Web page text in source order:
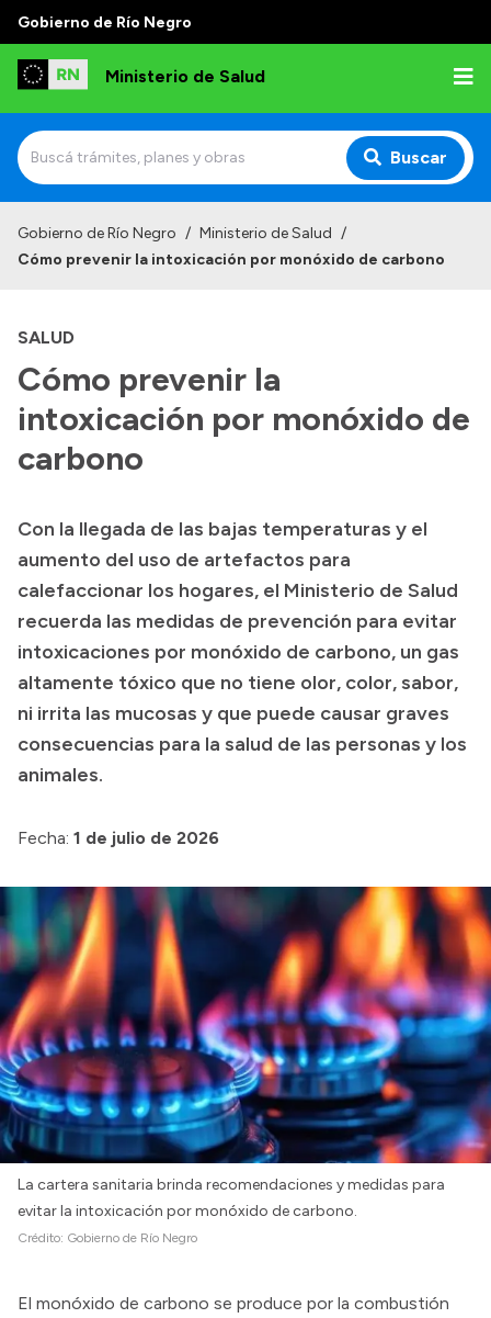
Gobierno de Río Negro
Ministerio de Salud
Buscar
Consejos locales
Presupuesto
Boletín Oficial
Compras y licitaciones
Consulta de expedientes
Consulta de pago a proveedores
Convocatorias
Intranet
Login
Gobierno de Río Negro / Ministerio de Salud /
Cómo prevenir la intoxicación por monóxido de carbono
SALUD
Cómo prevenir la
intoxicación por monóxido de
carbono
Con la llegada de las bajas temperaturas y el
aumento del uso de artefactos para
calefaccionar los hogares, el Ministerio de Salud
recuerda las medidas de prevención para evitar
intoxicaciones por monóxido de carbono, un gas
altamente tóxico que no tiene olor, color, sabor,
ni irrita las mucosas y que puede causar graves
consecuencias para la salud de las personas y los
animales.
Fecha: 1 de julio de 2026
La cartera sanitaria brinda recomendaciones y medidas para
evitar la intoxicación por monóxido de carbono.
Crédito: Gobierno de Río Negro
El monóxido de carbono se produce por la combustión